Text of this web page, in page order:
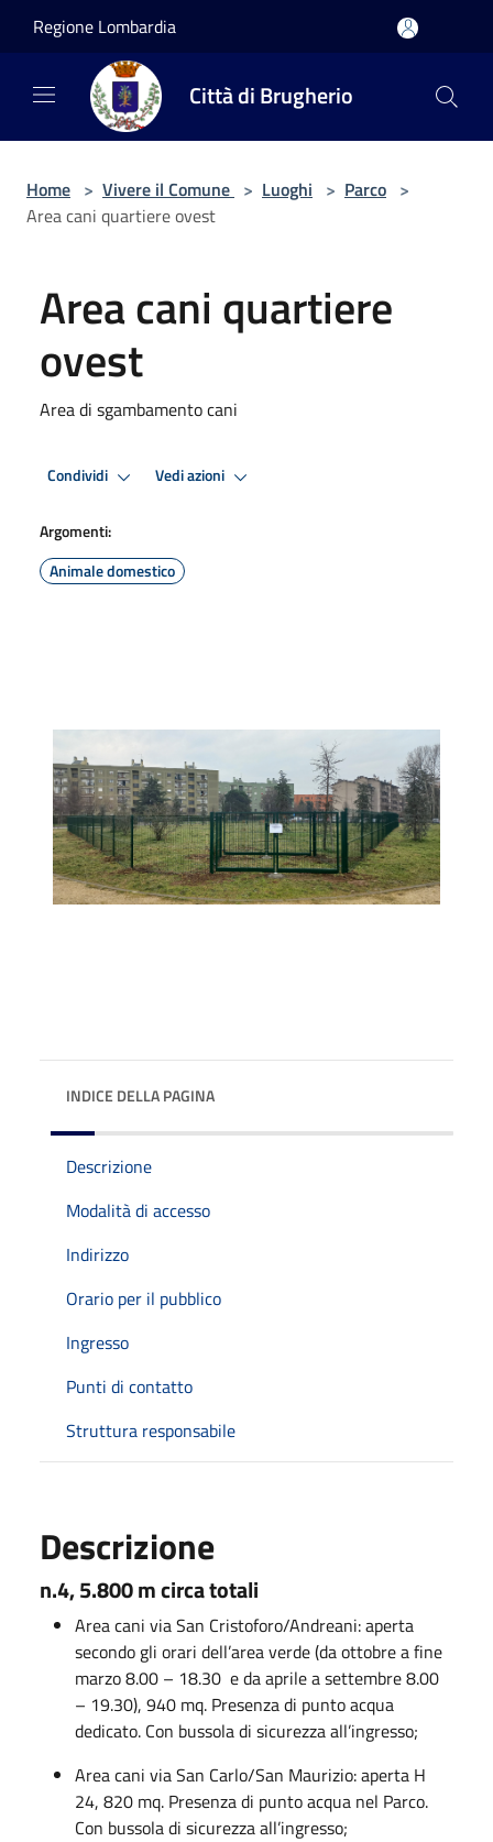
Regione Lombardia
Città di Brugherio
Home > Vivere il Comune > Luoghi > Parco >
Area cani quartiere ovest
Area cani quartiere
ovest
Area di sgambamento cani
Condividi Vedi azioni
Argomenti:
Animale domestico
INDICE DELLA PAGINA
Descrizione
Modalità di accesso
Indirizzo
Orario per il pubblico
Ingresso
Punti di contatto
Struttura responsabile
Descrizione
n.4, 5.800 m circa totali
Area cani via San Cristoforo/Andreani: aperta
secondo gli orari dell’area verde (da ottobre a fine
marzo 8.00 – 18.30 e da aprile a settembre 8.00
– 19.30), 940 mq. Presenza di punto acqua
dedicato. Con bussola di sicurezza all’ingresso;
Area cani via San Carlo/San Maurizio: aperta H
24, 820 mq. Presenza di punto acqua nel Parco.
Con bussola di sicurezza all’ingresso;